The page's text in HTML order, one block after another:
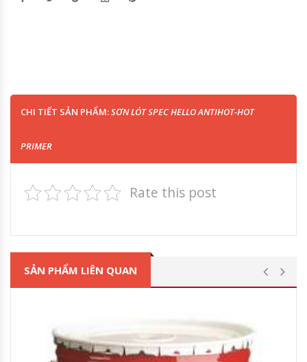
CHI TIẾT SẢN PHẨM:SƠN LÓT SPEC HELLO ANTIHOT-HOT
PRIMER
Rate this post
SẢN PHẨM LIÊN QUAN